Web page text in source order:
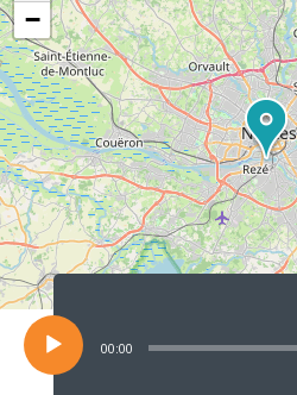
−
Lecteur
audio
00:00